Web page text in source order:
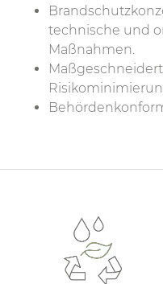
technische und
Maßnahmen.